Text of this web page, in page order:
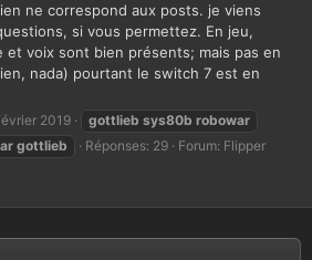
ne correspond aux posts. je viens
si vous permettez. En jeu,
et voix sont bien présents; mais pas en
nada) pourtant le switch 7 est en
2019 gottlieb sys80b robowar
gottlieb Réponses: 29 Forum: Flipper